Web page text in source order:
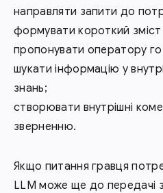
направляти запити до
формувати короткий
пропонувати оператору
шукати інформацію у
знань;
створювати внутрішні
зверненню.
Якщо питання гравця
LLM може ще до передачі